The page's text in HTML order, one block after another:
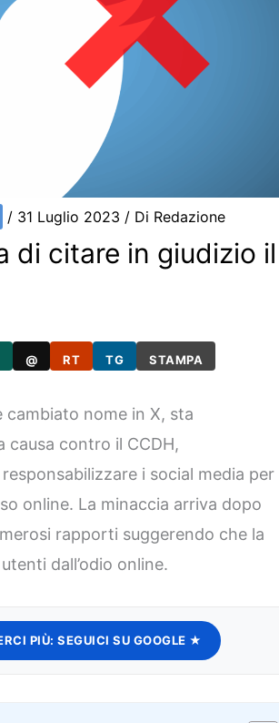
/ 31 Luglio 2023 / Di Redazione
di citare in giudizio il
@ RT TG STAMPA
nome in X, sta
causa contro il CCDH,
i social media per
online. La minaccia arriva dopo
rapporti suggerendo che la
dall’odio online.
PIÙ: SEGUICI SU GOOGLE ★